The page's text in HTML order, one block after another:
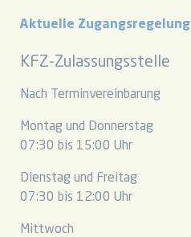
Aktuelle Zugangsregelung
KFZ-Zulassungsstelle
Nach Terminvereinbarung
Montag und Donnerstag
07:30 bis 15:00 Uhr
Dienstag und Freitag
07:30 bis 12:00 Uhr
Mittwoch